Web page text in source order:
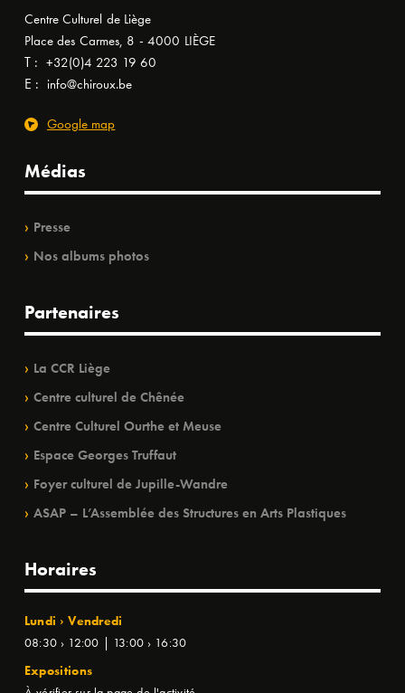
Centre Culturel de Liège
Place des Carmes, 8 - 4000 LIÈGE
T : +32(0)4 223 19 60
E : info@chiroux.be
Google map
Médias
Presse
Nos albums photos
Partenaires
La CCR Liège
Centre culturel de Chênée
Centre Culturel Ourthe et Meuse
Espace Georges Truffaut
Foyer culturel de Jupille-Wandre
ASAP – L’Assemblée des Structures en Arts Plastiques
Horaires
Lundi › Vendredi
08:30 › 12:00 | 13:00 › 16:30
Expositions